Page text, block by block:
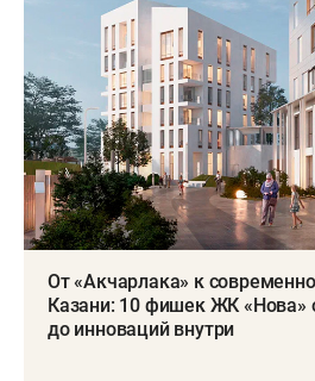
От «Акчарлака» к
Казани: 10 фишек ЖК «Нова»
до инноваций внутри